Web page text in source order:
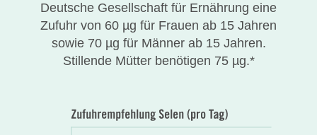
Deutsche Gesellschaft für Ernährung eine
Zufuhr von 60 µg für Frauen ab 15 Jahren
sowie 70 µg für Männer ab 15 Jahren.
Stillende Mütter benötigen 75 µg.*